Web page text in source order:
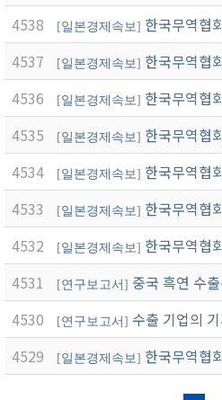
4538 [일본경제속보] 한국무역협
4537 [일본경제속보] 한국무역협
4536 [일본경제속보] 한국무역협
4535 [일본경제속보] 한국무역협
4534 [일본경제속보] 한국무역협
4533 [일본경제속보] 한국무역협
4532 [일본경제속보] 한국무역협
4531 [연구보고서] 중국 흑연 수
4530 [연구보고서] 수출 기업의
4529 [일본경제속보] 한국무역협